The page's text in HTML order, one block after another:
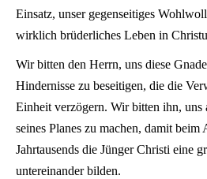
Einsatz, unser gegenseitiges
wirklich brüderliches Leben in
Wir bitten den Herrn, uns diese
Hindernisse zu beseitigen, die die
Einheit verzögern. Wir bitten ihn, uns
seines Planes zu machen, damit beim
Jahrtausends die Jünger Christi eine
untereinander bilden.